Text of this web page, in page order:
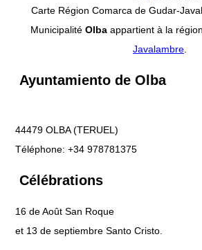
Carte Région Comarca de Gudar-
Municipalité Olbaappartient à la région
Javalambre
Ayuntamiento de Olba
44479 OLBA (TERUEL)
Téléphone: +34 978781375
Célébrations
16 de Août San Roque
et 13 de septiembre Santo Cristo.